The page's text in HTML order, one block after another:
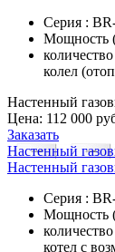
Серия :
Мощность
колел
Настенный
Цена: 112 000
Заказать
Настенный
Настенный
Серия :
Мощность
котел с